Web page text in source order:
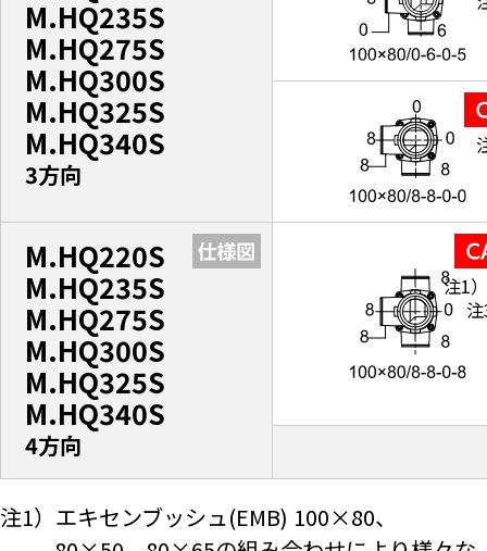
M.HQ235S
M.HQ275S
M.HQ300S
M.HQ325S
M.HQ340S
3方向
M.HQ220S
M.HQ235S
M.HQ275S
M.HQ300S
M.HQ325S
M.HQ340S
4方向
注1
注1）エキセンブッシュ(EMB) 100×80、